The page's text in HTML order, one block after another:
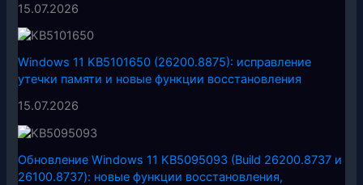
15.07.2026
Windows 11 KB5101650 (26200.8875): исправление
утечки памяти и новые функции восстановления
15.07.2026
Обновление Windows 11 KB5095093 (Build 26200.8737 и
26100.8737): новые функции восстановления,